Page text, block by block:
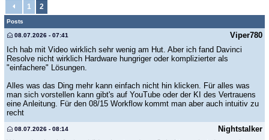
1 2
Posts
Viper780
08.07.2026 - 07:41
Ich hab mit Video wirklich sehr wenig am Hut. Aber ich fand Davinci
Resolve nicht wirklich Hardware hungriger oder komplizierter als
"einfachere" Lösungen.
Alles was das Ding mehr kann einfach nicht hin klicken. Für alles was
man sich vorstellen kann gibt's auf YouTube oder der KI des Vertrauens
eine Anleitung. Für den 08/15 Workflow kommt man aber auch intuitiv zu
recht
Nightstalker
08.07.2026 - 08:14